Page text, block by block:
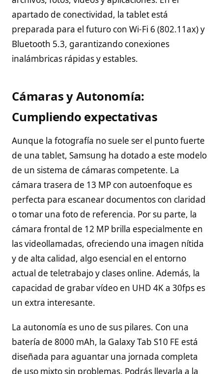
apartado de conectividad, la tablet está
preparada para el futuro con Wi-Fi 6 (802.11ax) y
Bluetooth 5.3, garantizando conexiones
inalámbricas rápidas y estables.
Cámaras y Autonomía:
Cumpliendo expectativas
Aunque la fotografía no suele ser el punto fuerte
de una tablet, Samsung ha dotado a este modelo
de un sistema de cámaras competente. La
cámara trasera de 13 MP con autoenfoque es
perfecta para escanear documentos con claridad
o tomar una foto de referencia. Por su parte, la
cámara frontal de 12 MP brilla especialmente en
las videollamadas, ofreciendo una imagen nítida
y de alta calidad, algo esencial en el entorno
actual de teletrabajo y clases online. Además, la
capacidad de grabar vídeo en UHD 4K a 30fps es
un extra interesante.
La autonomía es uno de sus pilares. Con una
batería de 8000 mAh, la Galaxy Tab S10 FE está
diseñada para aguantar una jornada completa
de uso mixto sin problemas. Podrás llevarla a la